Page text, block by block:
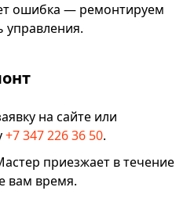
ошибка — ремонтируем
управления.
на сайте или
+7 347 226 36 50.
приезжает в течение
вам время.